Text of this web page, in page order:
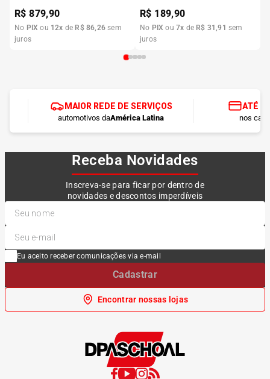
R$879,90
No PIX ou 12x de R$ 86,26 sem
juros
R$ 189,90
No PIX ou7x de R$ 31 ,91 sem
juros
MAIOR REDE DE SERVIÇOS
automotivos daAmérica Latina
ATÉ
nos
Receba Novidades
Inscreva-se para ficar por dentro de
novidades e descontos imperdíveis
Eu aceito receber comunicações via e-mail
Cadastrar
Encontrar nossas lojas